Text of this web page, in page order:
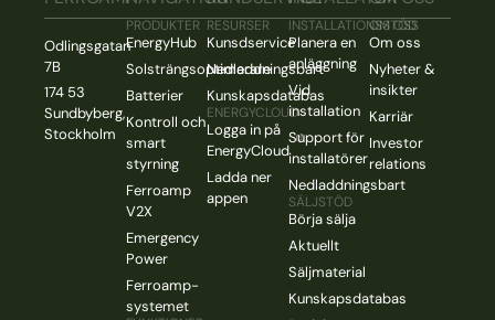
Odlingsgatan
7B
174 53
Sundbyberg,
Stockholm
PRODUKTER
EnergyHub
Solsträngsoptimerare
Batterier
Kontroll och
smart
styrning
Ferroamp
V2X
Emergency
Power
Ferroamp-
systemet
RESURSER
Kunsdservice
Nedladdningsbart
Kunskapsdatabas
ENERGYCLOUD
Logga in på
EnergyCloud
Ladda ner
appen
INSTALLATIONSSTÖD
Planera en
anläggning
Vid
installation
Support för
installatörer
Nedladdningsbart
SÄLJSTÖD
Börja sälja
Aktuellt
Säljmaterial
Kunskapsdatabas
OM OSS
Om oss
Nyheter &
insikter
Karriär
Investor
relations